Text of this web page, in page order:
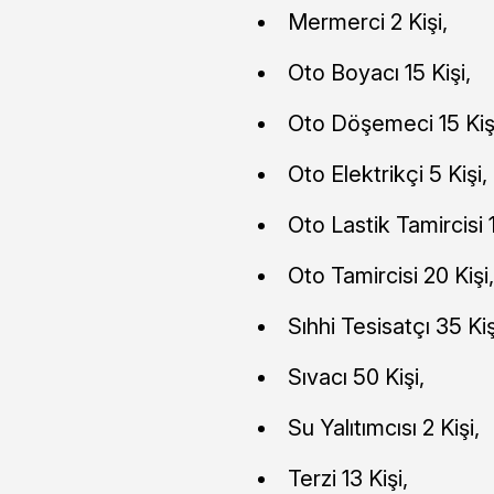
Mermerci 2 Kişi,
Oto Boyacı 15 Kişi,
Oto Döşemeci 15
Oto Elektrikçi 5 Kişi,
Oto Lastik Tamircisi
Oto Tamircisi 20 Kişi,
Sıhhi Tesisatçı 35
Sıvacı 50 Kişi,
Su Yalıtımcısı 2 Kişi,
Terzi 13 Kişi,